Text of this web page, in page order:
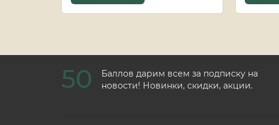
50
Баллов дарим всем за подписку на
новости! Новинки, скидки, акции.